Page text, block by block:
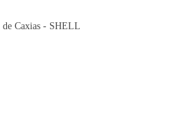
de Caxias - SHELL